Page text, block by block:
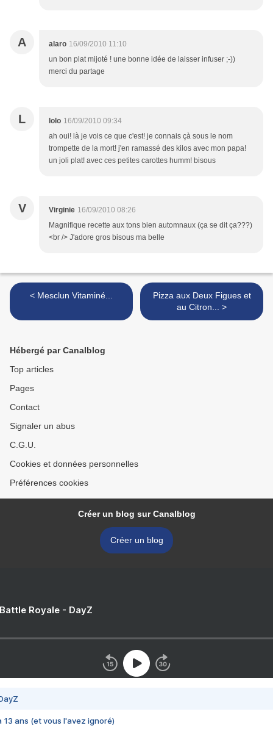
A alaro 16/09/2010 11:10
un bon plat mijoté ! une bonne idée de laisser infuser ;-))
merci du partage
L lolo 16/09/2010 09:34
ah oui! là je vois ce que c'est! je connais çà sous le nom
trompette de la mort! j'en ramassé des kilos avec mon papa!
un joli plat! avec ces petites carottes humm! bisous
V Virginie 16/09/2010 08:26
Magnifique recette aux tons bien automnaux (ça se dit ça???)
<br /> J'adore gros bisous ma belle
< Mesclun Vitaminé...
Pizza aux Deux Figues et
au Citron... >
Hébergé par Canalblog
Top articles
Pages
Contact
Signaler un abus
C.G.U.
Cookies et données personnelles
Préférences cookies
Créer un blog sur Canalblog
Créer un blog
Royale - DayZ
13 ans (et vous l'avez ignoré)